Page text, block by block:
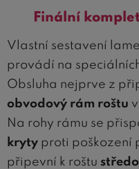
Finální
Vlastní sestavení
provádí na
Obsluha nejprve z
obvodový rám roštu
Na rohy rámu se
kryty proti poškození
připevní k roštu